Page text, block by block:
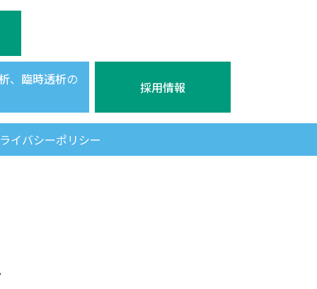
、 臨時透析の
採用情報
イバシーポリシー